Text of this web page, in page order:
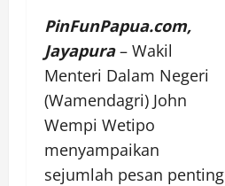
PinFunPapua.com,
Jayapura– Wakil
Menteri Dalam Negeri
(Wamendagri) John
Wempi Wetipo
menyampaikan
sejumlah pesan penting